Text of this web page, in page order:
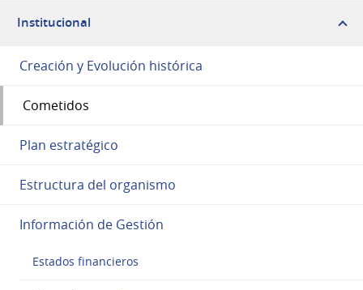
Institucional
Creación y Evolución histórica
Cometidos
Plan estratégico
Estructura del organismo
Información de Gestión
Estados financieros